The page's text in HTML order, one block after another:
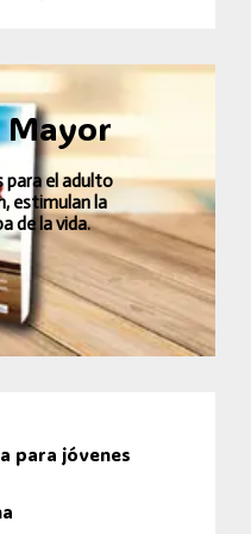
Mayor
para el adulto
estimulan la
de la vida.
para jóvenes